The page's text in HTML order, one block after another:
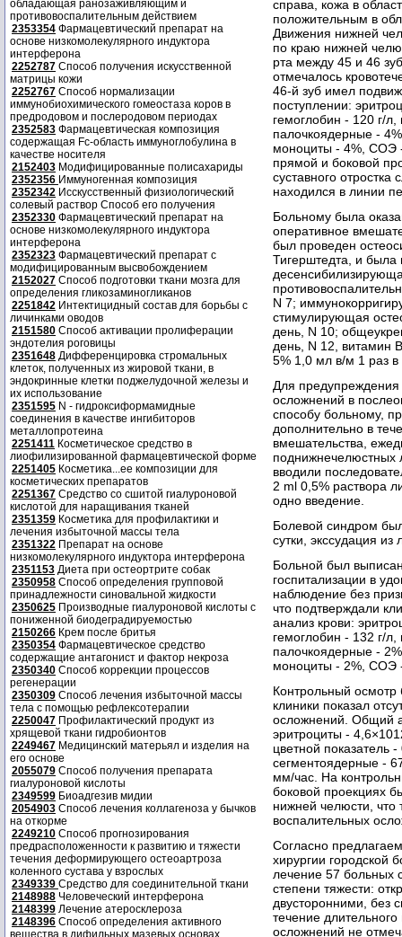
обладающая ранозаживляющим и
противовоспалительным действием
2353354 Фармацевтический препарат на
основе низкомолекулярного индуктора
интерферона
2252787 Способ получения искусственной
матрицы кожи
2252767 Способ нормализации
иммунобиохимического гомеостаза коров в
предродовом и послеродовом периодах
2352583 Фармацевтическая композиция
содержащая Fc-область иммуноглобулина в
качестве носителя
2152403 Модифицированные полисахариды
2352356 Иммуногенная композиция
2352342 Исскусственный физиологический
солевый раствор Способ его получения
2352330 Фармацевтический препарат на
основе низкомолекулярного индуктора
интерферона
2352323 Фармацевтический препарат с
модифицированным высвобождением
2152027 Способ подготовки ткани мозга для
определения гликозаминогликанов
2251842 Интектицидный состав для борьбы с
личинками оводов
2151580 Способ активации пролиферации
эндотелия роговицы
2351648 Дифференцировка стромальных
клеток, полученных из жировой ткани, в
эндокринные клетки поджелудочной железы и
их использование
2351595 N - гидроксиформамидные
соединения в качестве ингибиторов
металлопротеина
2251411 Косметическое средство в
лиофилизированной фармацевтической форме
2251405 Косметика...ее композиции для
косметических препаратов
2251367 Средство со сшитой гиалуроновой
кислотой для наращивания тканей
2351359 Косметика для профилактики и
лечения избыточной массы тела
2351322 Препарат на основе
низкомолекулярного индуктора интерферона
2351153 Диета при остеортрите собак
2350958 Способ определения групповой
принадлежности синовальной жидкости
2350625 Производные гиалуроновой кислоты с
пониженной биодеградируемостью
2150266 Крем после бритья
2350354 Фармацевтическое средство
содержащие антагонист и фактор некроза
2350340 Способ коррекции процессов
регенерации
2350309 Способ лечения избыточной массы
тела с помощью рефлексотерапии
2250047 Профилактический продукт из
хрящевой ткани гидробионтов
2249467 Медицинский матерьял и изделия на
его основе
2055079 Способ получения препарата
гиалуроновой кислоты
2349599 Биоадгезив мидии
2054903 Способ лечения коллагеноза у бычков
на откорме
2249210 Способ прогнозирования
предрасположенности к развитию и тяжести
течения деформирующего остеоартроза
коленного сустава у взрослых
2349339 Средство для соединительной ткани
2148988 Человеческий интерферона
2148399 Лечение атеросклероза
2148396 Способ определения активного
вещества в дифильных мазевых основах
справа, кожа в
положительным в
Движения нижней
по краю нижней
рта между 45 и 46
отмечалось
46-й зуб имел
поступлении:
гемоглобин - 120 г/
палочкоядерные -
моноциты - 4%, СОЭ
прямой и боковой
суставного
находился в линии
Больному была
оперативное
был проведен
Тигерштедта, и была
N 7;
стимулирующая
день, N 10;
день, N 12, витамин
5% 1,0 мл в/м 1 раз в
Для
осложнений в
способу больному,
дополнительно в
вмешательства,
поднижнечелюстных
вводили
2 ml 0,5% раствора
одно введение.
Болевой синдром
сутки, экссудация
Больной был
госпитализации в
наблюдение без
что подтверждали
анализ крови:
гемоглобин - 132 г/
палочкоядерные -
моноциты - 2%, СОЭ
Контрольный осмотр
клиники показал
осложнений. Общий
эритроциты -
цветной показатель
сегментоядерные -
мм/час. На
боковой проекциях
нижней челюсти, что
воспалительных
Согласно
хирургии городской
лечение 57 больных
степени тяжести:
двусторонними, без
течение
осложнений не